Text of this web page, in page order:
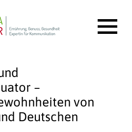
–
von
Deutschen